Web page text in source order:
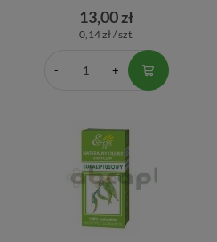
13,00 zł
0,14 zł / szt.